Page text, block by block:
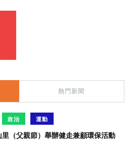
熱門新聞
政治 運動
里（父親節）舉辦健走兼顧環保活動